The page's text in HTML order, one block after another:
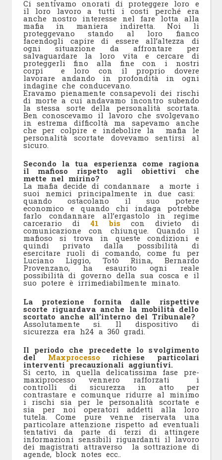
Ci sentivamo onorati di proteggere loro e
il loro lavoro a tutti i costi perché era
anche nostro interesse nel fare lotta alla
mafia in maniera indiretta. Noi li
proteggevano stando al loro fianco
facendogli capire di essere all’altezza di
ogni situazione da affrontare per
salvaguardare la loro vita e cercare di
proteggerli fino alla fine con i nostri
corpi e loro con il proprio dovere
lavorare andando in profondità in ogni
indagine che conducevano.
Eravamo pienamente consapevoli dei rischi
di morte a cui andavamo incontro subendo
la stessa sorte della personalità scortata.
Ben conoscevamo il lavoro che svolgevano
in estrema difficoltà ma sapevamo anche
che per colpire e indebolire la mafia le
personalità scortate dovevamo sentirsi al
sicuro.
Secondo la tua esperienza come ragiona
il mafioso rispetto agli obiettivi che
mette nel mirino?
La mafia decide di condannare a morte i
suoi nemici principalmente in due casi:
quando ostacolano il suo potere
economico e quando chi indaga potrebbe
farlo condannare all’ergastolo in regime
carcerario di 41 bis con divieto di
comunicazione con chiunque. Quando il
mafioso si trova in queste condizioni e
quindi privato dalla possibilità di
esercitare ruoli di comando, come fu per
Luciano Liggio, Totò Riina, Bernardo
Provenzano, ha esaurito ogni reale
possibilità di governo della sua cosca e il
suo potere è irrimediabilmente minato.
La protezione fornita dalle rispettive
scorte riguardava anche la mobilità dello
scortato anche all’interno del Tribunale?
Assolutamente si. Il dispositivo di
sicurezza era h24 a 360 gradi.
Il periodo che precedette lo svolgimento
del Maxprocesso richiese particolari
interventi precauzionali aggiuntivi.
Si certo, in quella delicatissima fase pre-
maxiprocesso vennero rafforzati i
controlli di sicurezza in atto per
contrastare e comunque ridurre al minimo
i rischi sia per le personalità scortate e
sia per noi operatori addetti alla loro
tutela. Come pure venne riservata una
particolare attenzione rispetto ad eventuali
tentativi da parte di terzi di attingere
informazioni sensibili riguardanti il lavoro
dei magistrati attraverso la sottrazione di
agende, block notes ecc..